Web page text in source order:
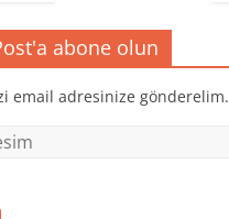
abone olun
email adresinize gönderelim.